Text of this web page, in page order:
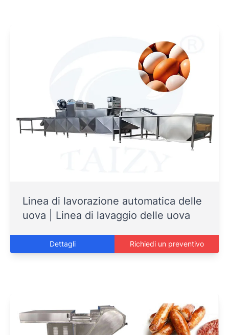
Linea di lavorazione automatica delle
uova | Linea di lavaggio delle uova
Dettagli Richiedi un preventivo